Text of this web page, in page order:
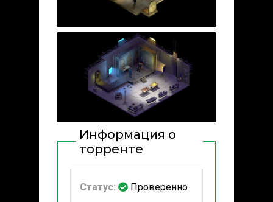
Информация о
торренте
Статус: Проверенно